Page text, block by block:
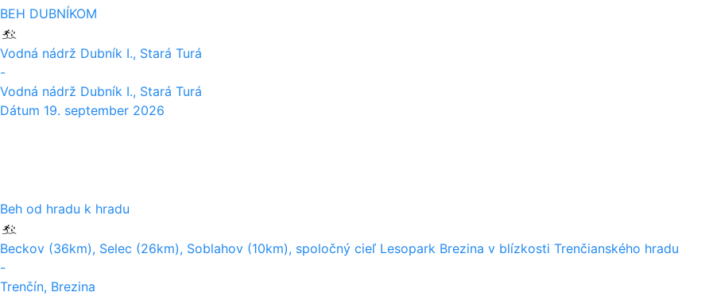
BEH DUBNÍKOM
Vodná nádrž Dubník I., Stará Turá
-
Vodná nádrž Dubník I., Stará Turá
Dátum 19. september 2026
Beh od hradu k hradu
Beckov (36km), Selec (26km), Soblahov (10km), spoločný cieľ Lesopark Brezina v blízkosti Trenčianského hradu
-
Trenčín, Brezina